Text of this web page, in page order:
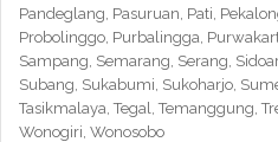
Pandeglang, Pasuruan, Pati,
Probolinggo, Purbalingga,
Sampang, Semarang, Serang,
Subang, Sukabumi, Sukoharjo,
Tasikmalaya, Tegal, Temanggung,
Wonogiri, Wonosobo